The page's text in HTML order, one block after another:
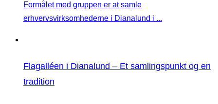
Formålet med gruppen er at samle
erhvervsvirksomhederne i Dianalund i ...
Flagalléen i Dianalund – Et samlingspunkt og en
tradition